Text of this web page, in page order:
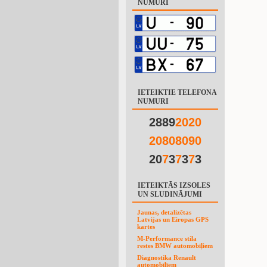
NUMURI
IETEIKTIE TELEFONA
NUMURI
28892020
20808090
20737373
IETEIKTĀS IZSOLES
UN SLUDINĀJUMI
Jaunas, detalizētas
Latvijas un Eiropas GPS
kartes
M-Performance stila
restes BMW automobīļiem
Diagnostika Renault
automobīļīem